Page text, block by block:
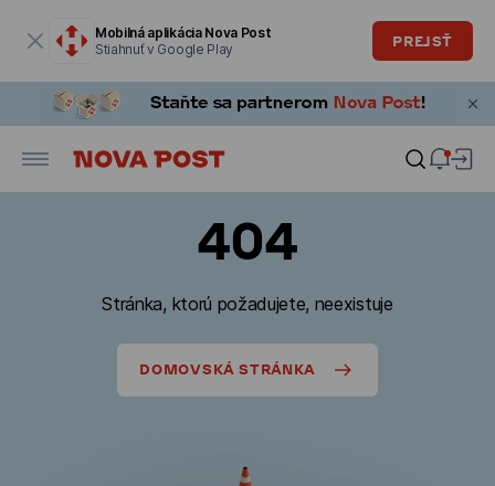
Mobilná aplikácia Nova Post
Stiahnuť v Google Play
PREJSŤ
404
Stránka, ktorú požadujete, neexistuje
DOMOVSKÁ STRÁNKA